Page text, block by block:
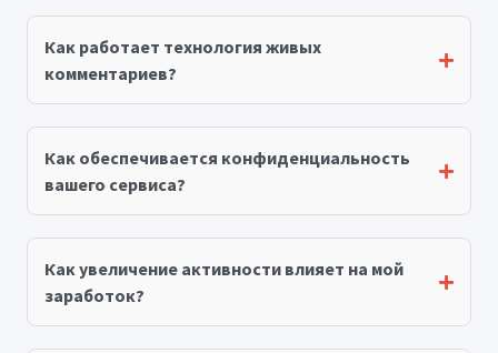
Как работает технология живых
комментариев?
Как обеспечивается конфиденциальность
вашего сервиса?
Как увеличение активности влияет на мой
заработок?